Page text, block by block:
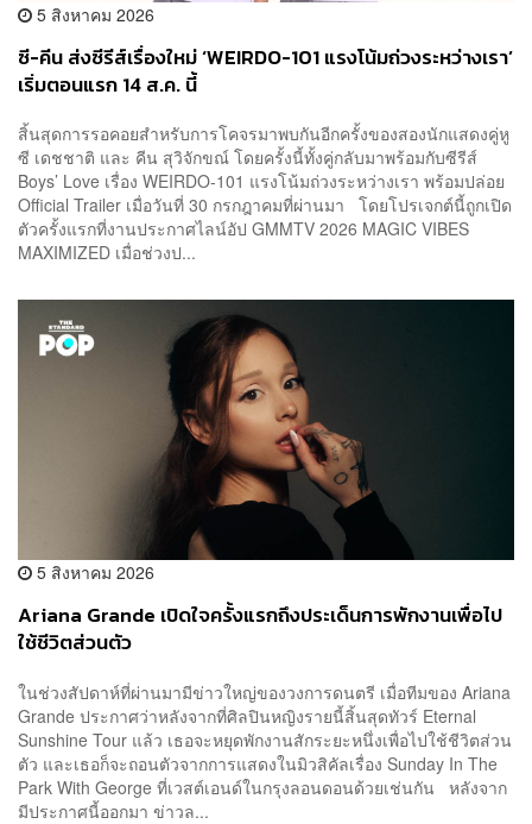
5 สิงหาคม 2026
ซี-คีน ส่งซีรีส์เรื่องใหม่ ‘WEIRDO-101 แรงโน้มถ่วงระหว่างเรา’
เริ่มตอนแรก 14 ส.ค. นี้
สิ้นสุดการรอคอยสำหรับการโคจรมาพบกันอีกครั้งของสองนักแสดงคู่หู
ซี เดชชาติ และ คีน สุวิจักขณ์ โดยครั้งนี้ทั้งคู่กลับมาพร้อมกับซีรีส์
Boys’ Love เรื่อง WEIRDO-101 แรงโน้มถ่วงระหว่างเรา พร้อมปล่อย
Official Trailer เมื่อวันที่ 30 กรกฎาคมที่ผ่านมา โดยโปรเจกต์นี้ถูกเปิด
ตัวครั้งแรกที่งานประกาศไลน์อัป GMMTV 2026 MAGIC VIBES
MAXIMIZED เมื่อช่วงป...
5 สิงหาคม 2026
Ariana Grande เปิดใจครั้งแรกถึงประเด็นการพักงานเพื่อไป
ใช้ชีวิตส่วนตัว
ในช่วงสัปดาห์ที่ผ่านมามีข่าวใหญ่ของวงการดนตรี เมื่อทีมของ Ariana
Grande ประกาศว่าหลังจากที่ศิลปินหญิงรายนี้สิ้นสุดทัวร์ Eternal
Sunshine Tour แล้ว เธอจะหยุดพักงานสักระยะหนึ่งเพื่อไปใช้ชีวิตส่วน
ตัว และเธอก็จะถอนตัวจากการแสดงในมิวสิคัลเรื่อง Sunday In The
Park With George ที่เวสต์เอนด์ในกรุงลอนดอนด้วยเช่นกัน หลังจาก
มีประกาศนี้ออกมา ข่าวล...